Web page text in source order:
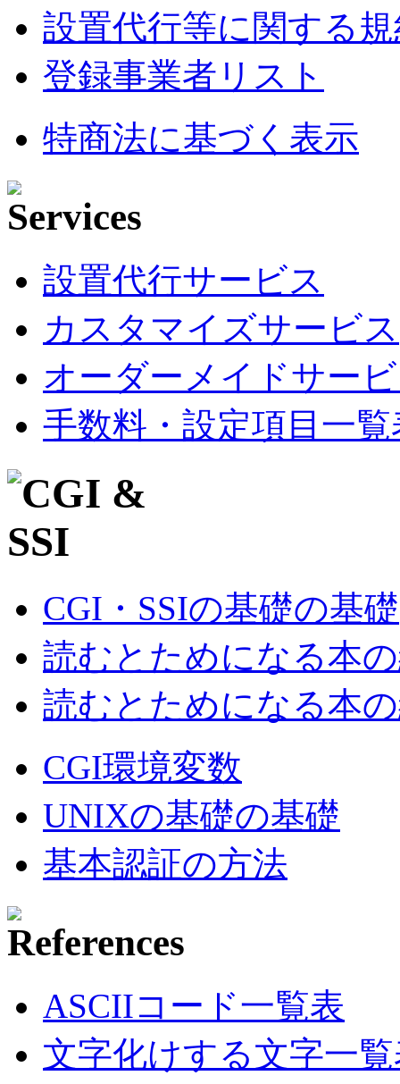
設置代行等に関する
登録事業者リスト
特商法に基づく表示
設置代行サービス
カスタマイズサービス
オーダーメイドサー
手数料・設定項目一覧
CGI・SSIの基礎の基礎
読むとためになる本
読むとためになる本
CGI環境変数
UNIXの基礎の基礎
基本認証の方法
ASCIIコード一覧表
文字化けする文字一